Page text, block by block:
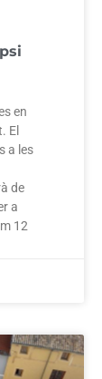
en
El
a les
de
a
12